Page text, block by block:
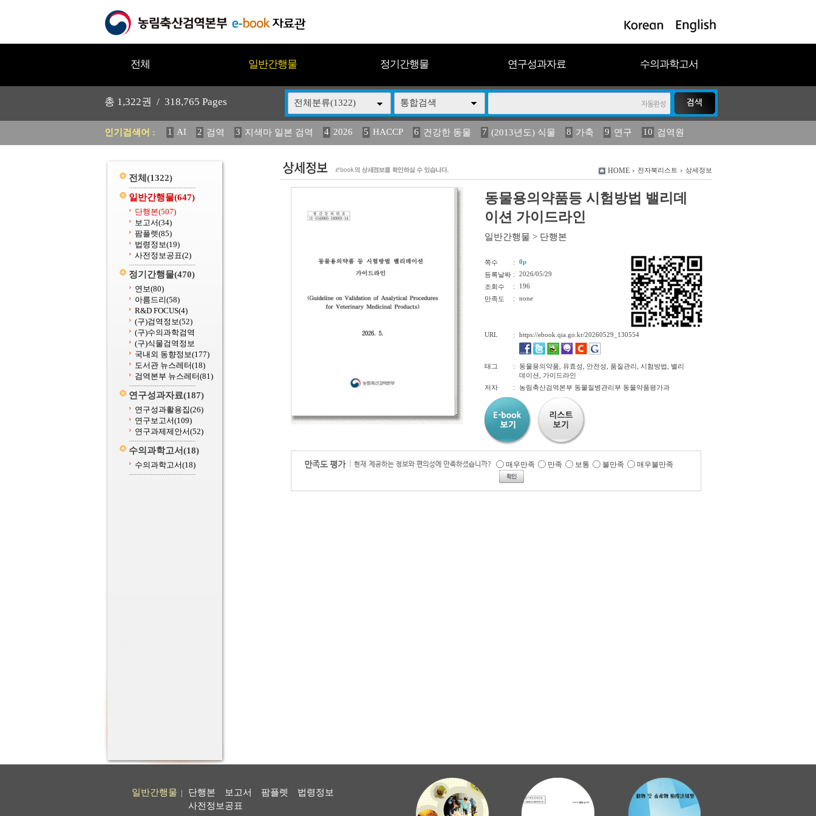
전체 일반간행물 정기간행물 연구성과자료 수의과학고서
총 1,322권 / 318,765 Pages 전체분류(1322) 통합검색
인기검색어 : 1 AI 2 검역 3 지색마 일본 검역 4 2026 5 HACCP 6 건강한 동물 7 (2013년도) 식물 8 가축 9 연구 10 검역원
11 2025 12 중독성 식물 도감 13 媛 異 14 (2013년도) 식 15 구제역 16 관리 17 연보 18 2023 19 농림수산
전체 (1322)
일반간행물(647)
단행본(507)
보고서(34)
팜플렛(85)
법령정보(19)
사전정보공표(2)
정기간행물(470)
연보(80)
아름드리(58)
R&D FOCUS(4)
(구)검역정보(52)
(구)수의과학검역
(구)식물검역정보
국내외 동향정보(177)
도서관 뉴스레터(18)
검역본부 뉴스레터(81)
연구성과자료(187)
연구성과활용집(26)
연구보고서(109)
연구과제제안서(52)
수의과학고서(18)
수의과학고서(18)
HOME 전자북리스트 상세정보
동물용의약품등 시험방법 밸리데
이션 가이드라인
일반간행물 > 단행본
쪽수 :
0p
등록날짜 :
2026/05/29
조회수
:
196
만족도
: none
URL : https://ebook.qia.go.kr/20260529_130554
태그 :
동물용의약품, 유효성, 안전성, 품질관리, 시험방법, 밸리
데이션, 가이드라인
저자
: 농림축산검역본부 동물질병관리부 동물약품평가과
매우만족 만족 보통 불만족 매우불만족
일반간행물 단행본 보고서 팜플렛
법령정보
사전정보공표